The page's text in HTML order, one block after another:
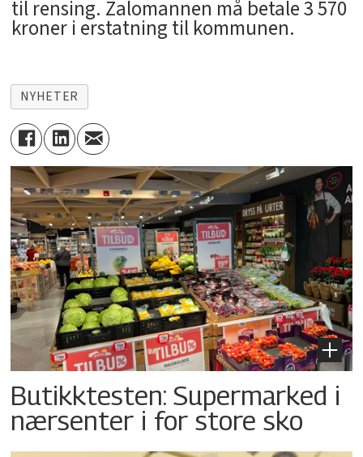
til rensing. Zalomannen må betale 3 570
kroner i erstatning til kommunen.
NYHETER
Butikktesten: Supermarked i
nærsenter i for store sko